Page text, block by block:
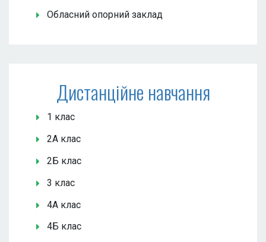
Обласний опорний заклад
Дистанційне навчання
1 клас
2А клас
2Б клас
3 клас
4А клас
4Б клас